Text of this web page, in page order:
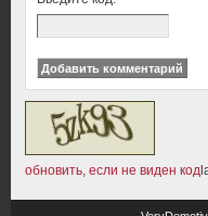
обновить, если не виден код